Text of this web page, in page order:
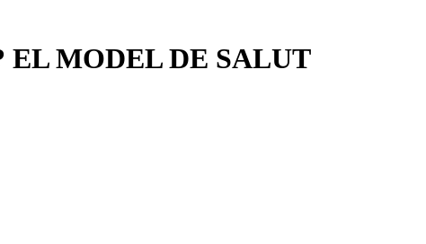
EL MODEL DE SALUT